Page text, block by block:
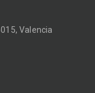
Valencia